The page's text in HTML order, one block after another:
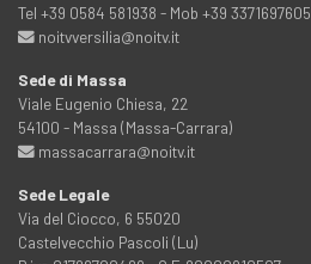
Tel +39 0584 581938 - Mob +39 3371697605
noitvversilia@noitv.it
Sede di Massa
Viale Eugenio Chiesa, 22
54100 - Massa (Massa-Carrara)
massacarrara@noitv.it
Sede Legale
Via del Ciocco, 6 55020
Castelvecchio Pascoli (Lu)